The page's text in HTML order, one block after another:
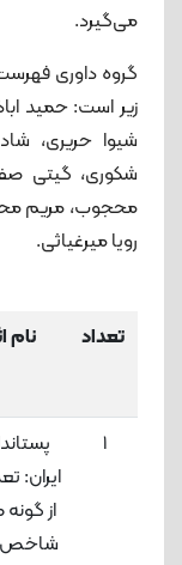
می‌گیرد.
گروه داوری
زیر است: حمید
شیوا حریری،
شکوری، گیتی
محجوب، مریم
رویا میرغیاثی.
تعداد نام
1
ایران:
از
شاخص